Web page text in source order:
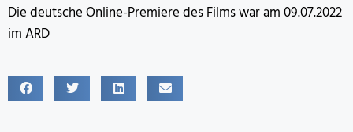
Die deutsche Online-Premiere des Films war am 09.07.2022
im ARD